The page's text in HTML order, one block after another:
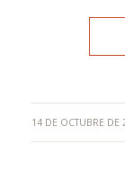
14 DE OCTUBRE DE
/